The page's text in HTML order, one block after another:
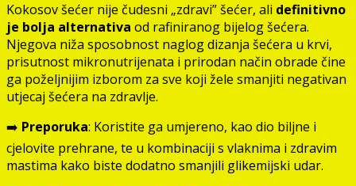
Kokosov šećer nije čudesni „zdravi” šećer, ali definitivno
je bolja alternativa od rafiniranog bijelog šećera.
Njegova niža sposobnost naglog dizanja šećera u krvi,
prisutnost mikronutrijenata i prirodan način obrade čine
ga poželjnijim izborom za sve koji žele smanjiti negativan
utjecaj šećera na zdravlje.
➡️ Preporuka: Koristite ga umjereno, kao dio biljne i
cjelovite prehrane, te u kombinaciji s vlaknima i zdravim
mastima kako biste dodatno smanjili glikemijski udar.